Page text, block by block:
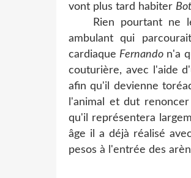
vont plus tard habiter
Rien pourtant ne le
ambulant qui
cardiaque Fernandon'a
couturière, avec l'aide
afin qu'il devienne
l'animal et dut
qu'il représentera
âge il a déjà réalisé
pesos à l'entrée des